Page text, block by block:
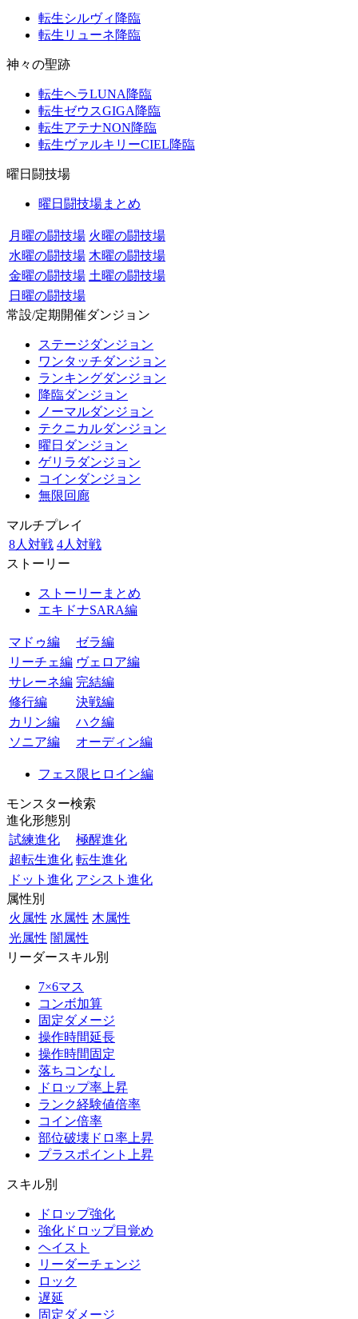
転生シルヴィ降臨
転生リューネ降臨
神々の聖跡
転生ヘラLUNA降臨
転生ゼウスGIGA降臨
転生アテナNON降臨
転生ヴァルキリーCIEL降臨
曜日闘技場
曜日闘技場まとめ
月曜の闘技場 火曜の闘技場
水曜の闘技場 木曜の闘技場
金曜の闘技場 土曜の闘技場
日曜の闘技場
常設/定期開催ダンジョン
ステージダンジョン
ワンタッチダンジョン
ランキングダンジョン
降臨ダンジョン
ノーマルダンジョン
テクニカルダンジョン
曜日ダンジョン
ゲリラダンジョン
コインダンジョン
無限回廊
マルチプレイ
8人対戦 4人対戦
ストーリー
ストーリーまとめ
エキドナSARA編
マドゥ編
ゼラ編
リーチェ編 ヴェロア編
サレーネ編 完結編
修行編
決戦編
カリン編
ハク編
ソニア編
オーディン編
フェス限ヒロイン編
モンスター検索
進化形態別
試練進化
極醒進化
超転生進化 転生進化
ドット進化 アシスト進化
属性別
火属性 水属性 木属性
光属性 闇属性
リーダースキル別
7×6マス
コンボ加算
固定ダメージ
操作時間延長
操作時間固定
落ちコンなし
ドロップ率上昇
ランク経験値倍率
コイン倍率
部位破壊ドロ率上昇
プラスポイント上昇
スキル別
ドロップ強化
強化ドロップ目覚め
ヘイスト
リーダーチェンジ
ロック
遅延
固定ダメージ